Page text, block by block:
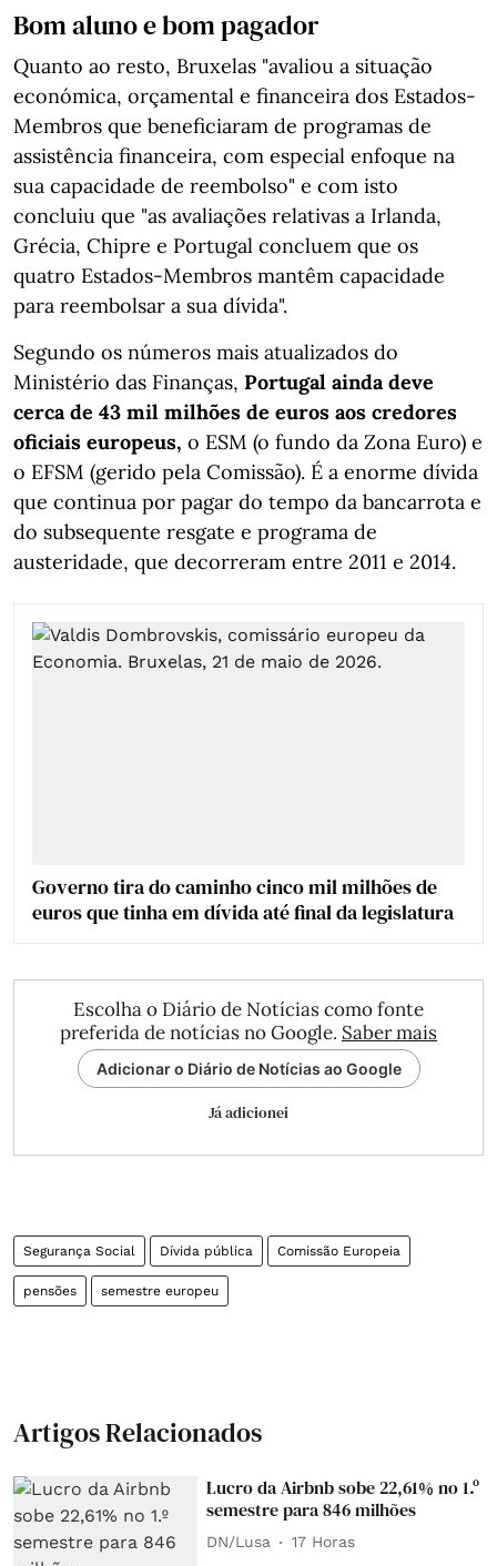
Bom aluno e bom pagador
Quanto ao resto, Bruxelas "avaliou a situação
económica, orçamental e financeira dos Estados-
Membros que beneficiaram de programas de
assistência financeira, com especial enfoque na
sua capacidade de reembolso" e com isto
concluiu que "as avaliações relativas a Irlanda,
Grécia, Chipre e Portugal concluem que os
quatro Estados-Membros mantêm capacidade
para reembolsar a sua dívida".
Segundo os números mais atualizados do
Ministério das Finanças, Portugal ainda deve
cerca de 43 mil milhões de euros aos credores
oficiais europeus, o ESM (o fundo da Zona Euro) e
o EFSM (gerido pela Comissão). É a enorme dívida
que continua por pagar do tempo da bancarrota e
do subsequente resgate e programa de
austeridade, que decorreram entre 2011 e 2014.
Governo tira do caminho cinco mil milhões de
euros que tinha em dívida até final da legislatura
Escolha o Diário de Notícias como fonte
preferida de notícias no Google. Saber mais
Adicionar o Diário de Notícias ao Google
Já adicionei
Segurança Social Dívida pública Comissão Europeia
pensões semestre europeu
Artigos Relacionados
Lucro da Airbnb sobe 22,61% no 1.º
semestre para 846 milhões
DN/Lusa 17 Horas